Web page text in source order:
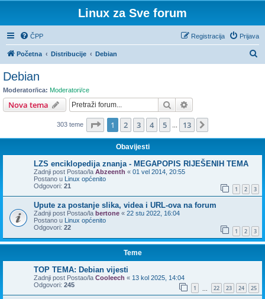
Linux za Sve forum
ČPP Prijava
Registracija
Početna Distribucije Debian
ž
Debian
Moderator/ica: Moderatori/ce
Nova tema Pretražnik
303 teme Stranica: 1/ 13.
1 2 3 4 5 13
Obavijesti
LZS enciklopedija znanja - MEGAPOPIS RIJEŠENIH TEMA
Zadnji post Postao/la Abzeenth « 01 vel 2014, 20:55
Postano u Linux općenito
Odgovori: 21 1 2 3
Upute za postanje slika, videa i URL-ova na forum
Zadnji post Postao/la bertone « 22 stu 2022, 16:04
Postano u Linux općenito
Odgovori: 22 1 2 3
Teme
TOP TEMA: Debian vijesti
Zadnji post Postao/la Cooleech « 13 kol 2025, 14:04
Odgovori: 245 1 22 23 24 25